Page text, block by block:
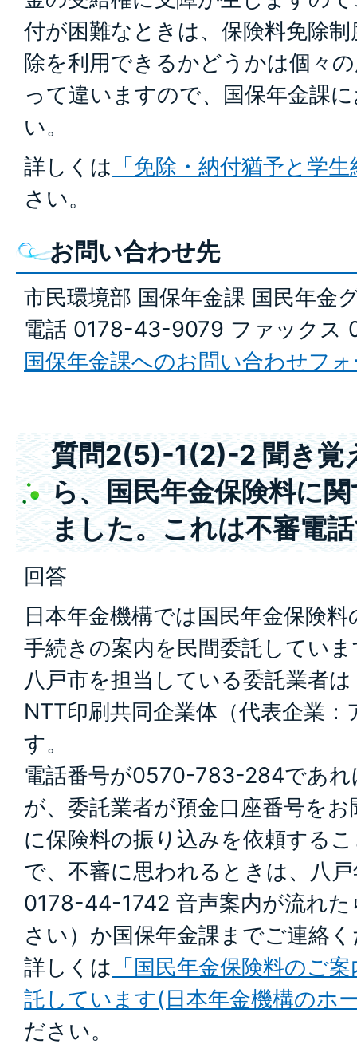
付が困難なときは、保険料免除
除を利用できるかどうかは個々
って違いますので、国保年金課
い。
詳しくは 「免除・納付猶予と学
さい。
お問い合わせ先
市民環境部 国保年金課 国民年金
電話 0178-43-9079 ファックス
国保年金課へのお問い合わせフ
質問2(5)-1(2)-2 聞き覚
ら、国民年金保険料に
ました。これは不審電
回答
日本年金機構では国民年金保険
手続きの案内を民間委託してい
八戸市を担当している委託業者
NTT印刷共同企業体（代表企業
す。
電話番号が0570-783-284であれ
が、委託業者が預金口座番号を
に保険料の振り込みを依頼する
で、不審に思われるときは、八
0178-44-1742 音声案内が流れ
さい）か国保年金課までご連絡
詳しくは 「国民年金保険料のご
託しています(日本年金機構のホ
ださい。